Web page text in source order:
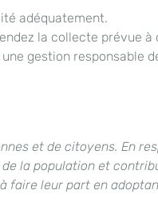
adéquatement.
la collecte prévue à
gestion responsable
et de citoyens. En
la population et
faire leur part en